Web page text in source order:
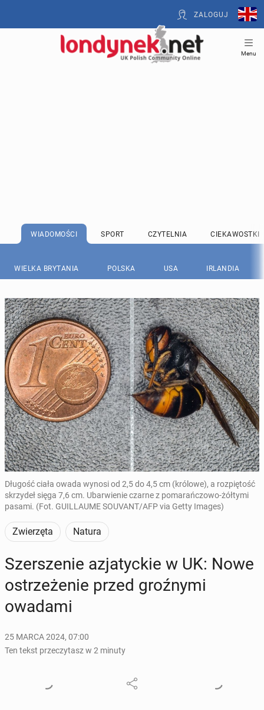
ZALOGUJ
Menu
WIADOMOŚCI SPORT CZYTELNIA CIEKAWOSTKI
WIELKA BRYTANIA POLSKA USA IRLANDIA
Długość ciała owada wynosi od 2,5 do 4,5 cm (królowe), a rozpiętość
skrzydeł sięga 7,6 cm. Ubarwienie czarne z pomarańczowo-żółtymi
pasami. (Fot. GUILLAUME SOUVANT/AFP via Getty Images)
Zwierzęta Natura
Szer­sze­nie azja­tyc­kie w UK: Nowe
ostrze­że­nie przed groź­ny­mi
owadami
25 MARCA 2024, 07:00
Ten tekst przeczytasz w 2 minuty